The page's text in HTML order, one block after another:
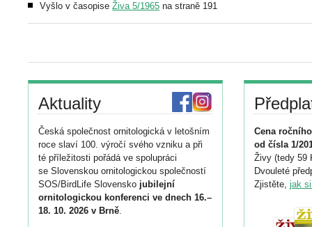
Vyšlo v časopise Živa 5/1965 na straně 191
Aktuality
Česká společnost ornitologická v letošním
roce slaví 100. výročí svého vzniku a při
té příležitosti pořádá ve spolupráci
se Slovenskou ornitologickou společností
SOS/BirdLife Slovensko jubilejní
ornitologickou konferenci ve dnech 16.–
18. 10. 2026 v Brně.
Cena
od čísla 1/
Živy (tedy 59
Dvouleté
Zjistěte, jak